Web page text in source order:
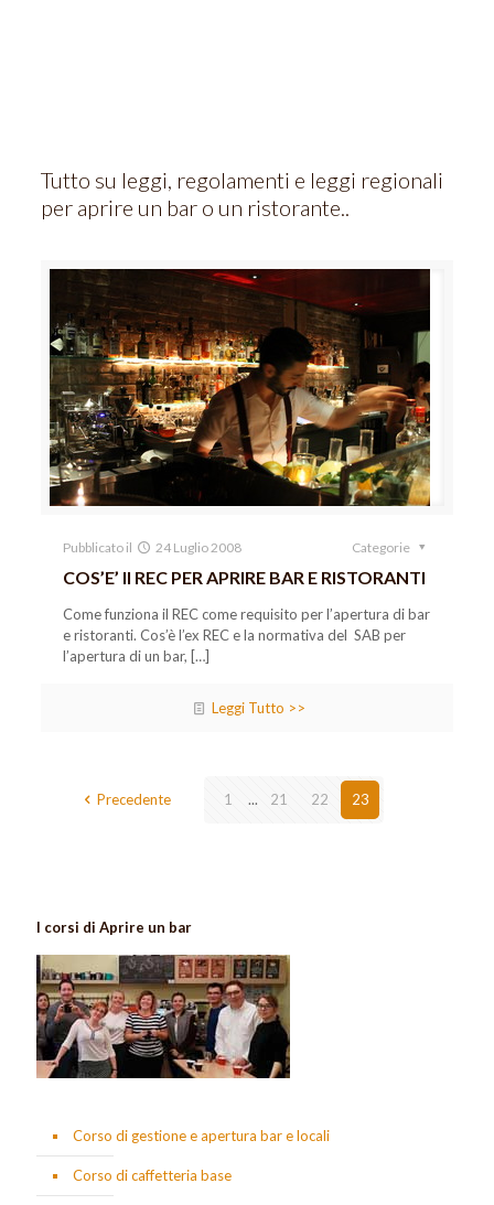
Tutto su leggi, regolamenti e leggi regionali
per aprire un bar o un ristorante..
Pubblicato il 24 Luglio 2008 Categorie
COS’E’ Il REC PER APRIRE BAR E RISTORANTI
Come funziona il REC come requisito per l’apertura di bar
e ristoranti. Cos’è l’ex REC e la normativa del SAB per
l’apertura di un bar, […]
Leggi Tutto >>
Precedente 1 ... 21 22 23
I corsi di Aprire un bar
Corso di gestione e apertura bar e locali
Corso di caffetteria base